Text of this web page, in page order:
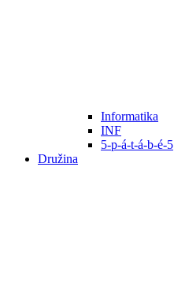
Informatika
INF
5-p-á-t-á-b-é-5
Družina